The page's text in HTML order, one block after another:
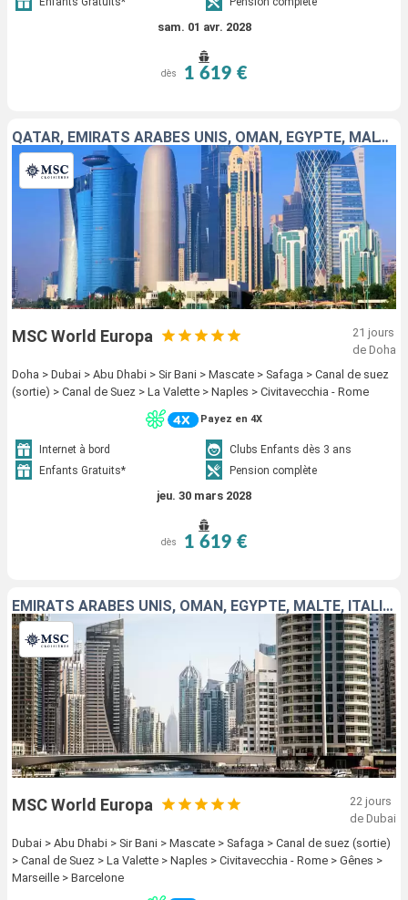
sam. 01 avr. 2028
dès 1 619 €
QATAR, EMIRATS ARABES UNIS, OMAN, EGYPTE, MALTE, ITALIE
MSC World Europa
21 jours
de Doha
Doha > Dubai > Abu Dhabi > Sir Bani > Mascate > Safaga > Canal de suez
(sortie) > Canal de Suez > La Valette > Naples > Civitavecchia - Rome
Payez en 4X
Internet à bord
Clubs Enfants dès 3 ans
Enfants Gratuits*
Pension complète
jeu. 30 mars 2028
dès 1 619 €
EMIRATS ARABES UNIS, OMAN, EGYPTE, MALTE, ITALIE, FRANCE, ESPAGNE
MSC World Europa
22 jours
de Dubai
Dubai > Abu Dhabi > Sir Bani > Mascate > Safaga > Canal de suez (sortie)
> Canal de Suez > La Valette > Naples > Civitavecchia - Rome > Gênes >
Marseille > Barcelone